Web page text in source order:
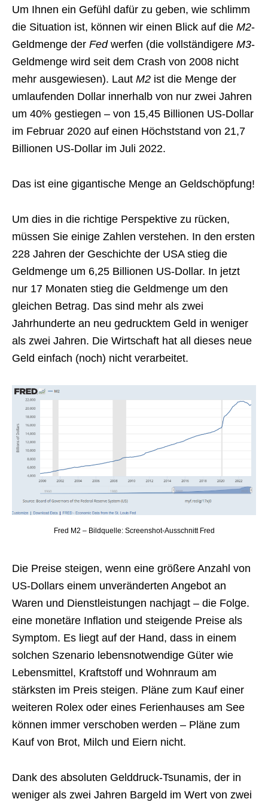
Um Ihnen ein Gefühl dafür zu geben, wie schlimm
die Situation ist, können wir einen Blick auf die M2-
Geldmenge der Fedwerfen (die vollständigere M3-
Geldmenge wird seit dem Crash von 2008 nicht
mehr ausgewiesen). Laut M2 ist die Menge der
umlaufenden Dollar innerhalb von nur zwei Jahren
um 40% gestiegen – von 15,45 Billionen US-Dollar
im Februar 2020 auf einen Höchststand von 21,7
Billionen US-Dollar im Juli 2022.
Das ist eine gigantische Menge an Geldschöpfung!
Um dies in die richtige Perspektive zu rücken,
müssen Sie einige Zahlen verstehen. In den ersten
228 Jahren der Geschichte der USA stieg die
Geldmenge um 6,25 Billionen US-Dollar. In jetzt
nur 17 Monaten stieg die Geldmenge um den
gleichen Betrag. Das sind mehr als zwei
Jahrhunderte an neu gedrucktem Geld in weniger
als zwei Jahren. Die Wirtschaft hat all dieses neue
Geld einfach (noch) nicht verarbeitet.
Fred M2 – Bildquelle: Screenshot-Ausschnitt Fred
Die Preise steigen, wenn eine größere Anzahl von
US-Dollars einem unveränderten Angebot an
Waren und Dienstleistungen nachjagt – die Folge.
eine monetäre Inflation und steigende Preise als
Symptom. Es liegt auf der Hand, dass in einem
solchen Szenario lebensnotwendige Güter wie
Lebensmittel, Kraftstoff und Wohnraum am
stärksten im Preis steigen. Pläne zum Kauf einer
weiteren Rolex oder eines Ferienhauses am See
können immer verschoben werden – Pläne zum
Kauf von Brot, Milch und Eiern nicht.
Dank des absoluten Gelddruck-Tsunamis, der in
weniger als zwei Jahren Bargeld im Wert von zwei